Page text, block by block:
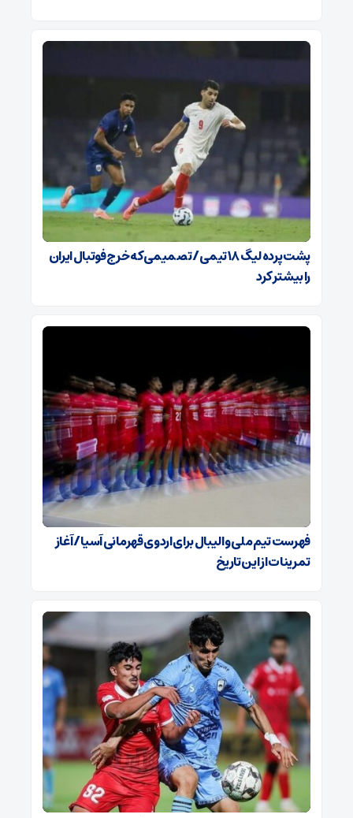
پشت پرده لیگ ۱۸ تیمی / تصمیمی که خرج فوتبال ایران
را بیشتر کرد
فهرست تیم ملی والیبال برای اردوی قهرمانی آسیا / آغاز
تمرینات از این تاریخ